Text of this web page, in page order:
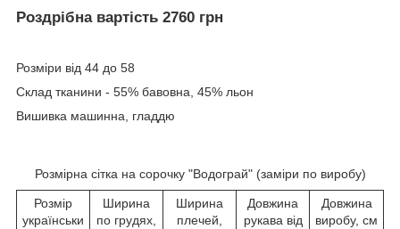
Роздрібна вартість 2760 грн
Розміри від 44 до 58
Склад тканини - 55% бавовна, 45% льон
Вишивка машинна, гладдю
Розмірна сітка на сорочку "Водограй" (заміри по виробу)
Розмір
українськи
Ширина
по грудях,
Ширина
плечей,
Довжина
рукава від
Довжина
виробу, см